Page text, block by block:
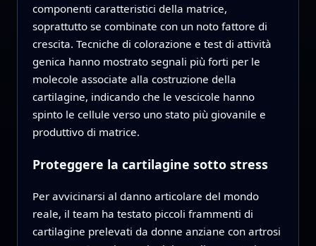
componenti caratteristici della matrice,
soprattutto se combinate con un noto fattore di
crescita. Tecniche di colorazione e test di attività
genica hanno mostrato segnali più forti per le
molecole associate alla costruzione della
cartilagine, indicando che le vescicole hanno
spinto le cellule verso uno stato più giovanile e
produttivo di matrice.
Proteggere la cartilagine sotto stress
Per avvicinarsi al danno articolare del mondo
reale, il team ha testato piccoli frammenti di
cartilagine prelevati da donne anziane con artrosi